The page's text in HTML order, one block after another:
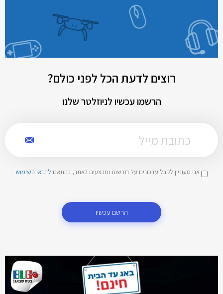
רוצים לדעת הכל לפני כולם?
הרשמו עכשיו לניוזלטר שלנו
אני מעוניין לקבל עדכונים על חדשות ומבצעים באתר, בהתאם לתנאי השימוש
הרשם עכשיו